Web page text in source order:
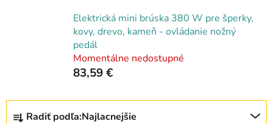
Elektrická mini brúska 380 W pre šperky,
kovy, drevo, kameň - ovládanie nožný
pedál
Momentálne nedostupné
83,59 €
R
Radiť podľa:Najlacnejšie